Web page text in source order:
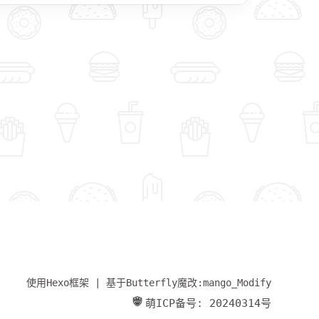
使用Hexo框架 | 基于Butterfly魔改:mango_Modify
萌ICP备号: 20240314号